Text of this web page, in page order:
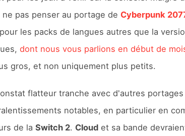
pas penser au portage de Cyberpunk
les packs de langues autres que la
dont nous vous parlions en début de
gros, et non uniquement plus petits.
flatteur tranche avec d'autres
notables, en particulier en
de la Switch 2. Cloudet sa bande